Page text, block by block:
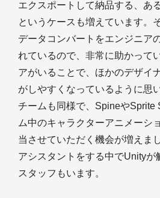
エクスポートして納品する、あ
というケースも増えています。
データコンバートをエンジニア
れているので、非常に助かって
アがいることで、ほかのデザイ
がしやすくなっているように思
チームも同様で、SpineやSprite
ム中のキャラクターアニメーシ
当させていただく機会が増えま
アシスタントをする中でUnityが
スタッフもいます。